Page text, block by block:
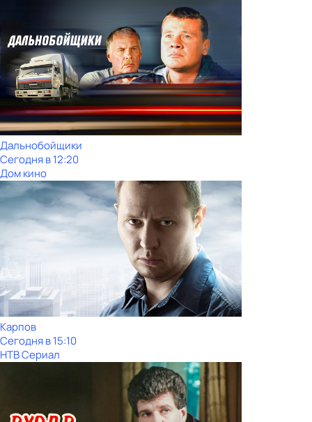
Дальнобойщики
Сегодня в 12:20
Дом кино
Карпов
Сегодня в 15:10
НТВ Сериал